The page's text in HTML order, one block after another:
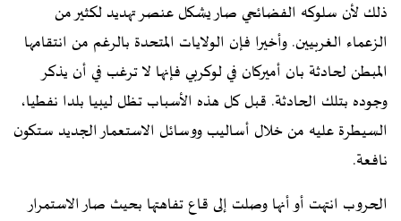
ذلك لأن سلوكه الفضائحي صار يشكل عنصر تهديد لكثير من
الزعماء الغربيين. وأخيرا فإن الولايات المتحدة بالرغم من انتقامها
المبطن لحادثة بان أميركان في لوكربي فإنها لا ترغب في أن يذكر
وجوده بتلك الحادثة. قبل كل هذه الأسباب تظل ليبيا بلدا نفطيا،
السيطرة عليه من خلال أساليب ووسائل الاستعمار الجديد ستكون
نافعة.
الحروب انتهت أو أنها وصلت إلى قاع تفاهتها بحيث صار الاستمرار